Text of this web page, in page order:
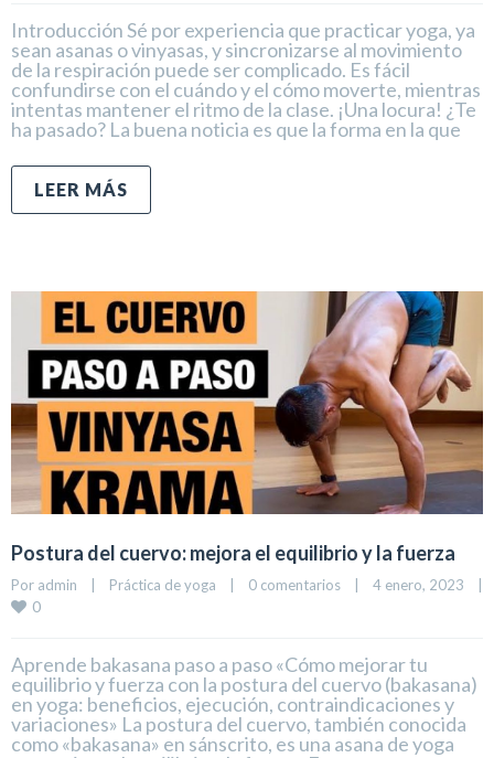
Introducción Sé por experiencia que practicar yoga, ya
sean asanas o vinyasas, y sincronizarse al movimiento
de la respiración puede ser complicado. Es fácil
confundirse con el cuándo y el cómo moverte, mientras
intentas mantener el ritmo de la clase. ¡Una locura! ¿Te
ha pasado? La buena noticia es que la forma en la que
LEER MÁS
Postura del cuervo: mejora el equilibrio y la fuerza
Por admin | Práctica de yoga | 0 comentarios | 4 enero, 2023 |
0
Aprende bakasana paso a paso «Cómo mejorar tu
equilibrio y fuerza con la postura del cuervo (bakasana)
en yoga: beneficios, ejecución, contraindicaciones y
variaciones» La postura del cuervo, también conocida
como «bakasana» en sánscrito, es una asana de yoga